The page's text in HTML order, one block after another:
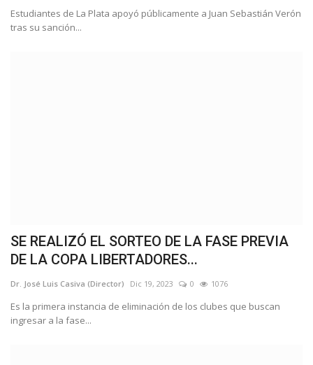
Estudiantes de La Plata apoyó públicamente a Juan Sebastián Verón
tras su sanción...
SE REALIZÓ EL SORTEO DE LA FASE PREVIA
DE LA COPA LIBERTADORES...
Dr. José Luis Casiva (Director) Dic 19, 2023 0 1076
Es la primera instancia de eliminación de los clubes que buscan
ingresar a la fase...